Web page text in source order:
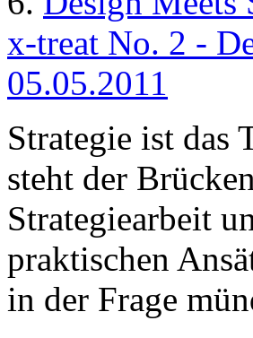
x-treat No. 2 -
05.05.2011
Strategie ist das
steht der
Strategiearbeit
praktischen
in der Frage